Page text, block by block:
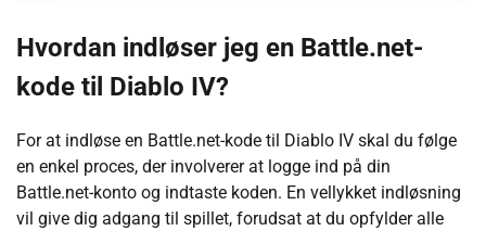
Hvordan indløser jeg en Battle.net-
kode til Diablo IV?
For at indløse en Battle.net-kode til Diablo IV skal du følge
en enkel proces, der involverer at logge ind på din
Battle.net-konto og indtaste koden. En vellykket indløsning
vil give dig adgang til spillet, forudsat at du opfylder alle